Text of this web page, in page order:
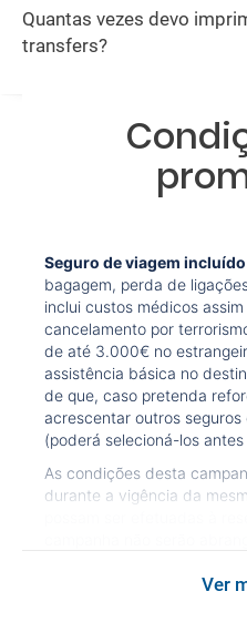
Quantas vezes devo
transfers?
Seguro de viagem incluído
bagagem, perda de
inclui custos médicos
cancelamento por
de até 3.000€ no
assistência básica no
de que, caso pretenda
acrescentar outros seguros
(poderá selecioná-los
As condições desta
durante a vigência da
Ver